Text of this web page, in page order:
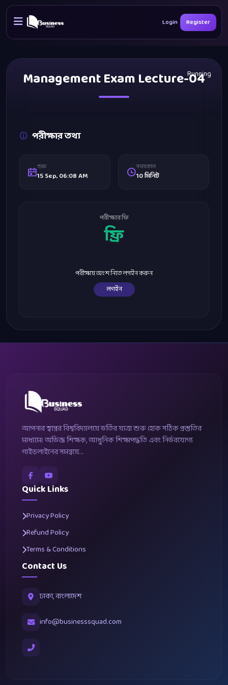
Login Register
Running
Management Exam Lecture-04
পরীক্ষার তথ্য
শুরু
15 Sep, 06:08 AM
সময়কাল
10 মিনিট
পরীক্ষার ফি
ফ্রি
পরীক্ষায় অংশ নিতে লগইন করুন
লগইন
আপনার স্বপ্নের বিশ্ববিদ্যালয়ে ভর্তির যাত্রা শুরু হোক সঠিক প্রস্তুতির
মাধ্যমে। অভিজ্ঞ শিক্ষক, আধুনিক শিক্ষাপদ্ধতি এবং নির্ভরযোগ্য
গাইডলাইনের সমন্বয়ে...
Quick Links
Privacy Policy
Refund Policy
Terms & Conditions
Contact Us
ঢাকা, বাংলাদেশ
info@businesssquad.com